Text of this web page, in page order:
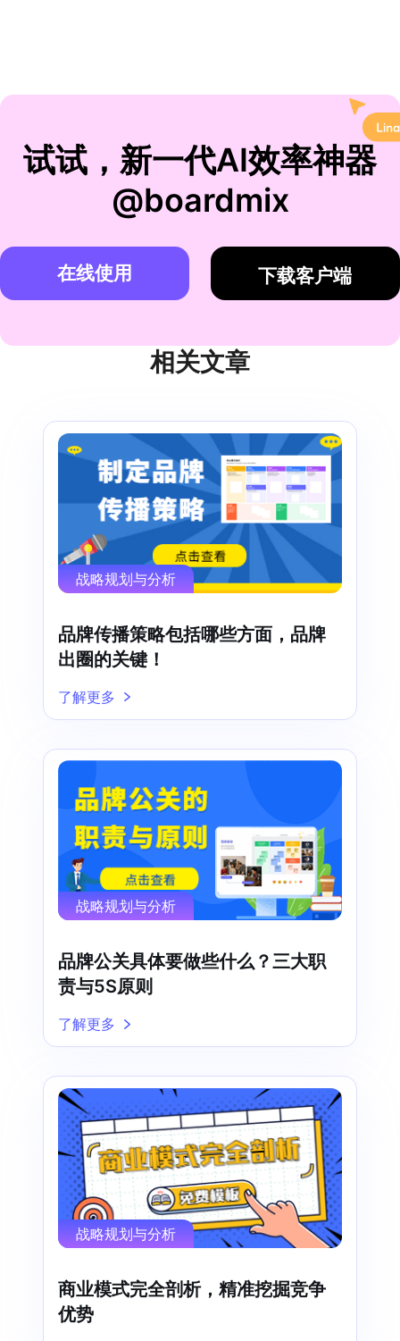
试试，新一代AI效率神器
@boardmix
在线使用 下载客户端
相关文章
战略规划与分析
品牌传播策略包括哪些方面，品牌
出圈的关键！
了解更多
战略规划与分析
品牌公关具体要做些什么？三大职
责与5S原则
了解更多
战略规划与分析
商业模式完全剖析，精准挖掘竞争
优势